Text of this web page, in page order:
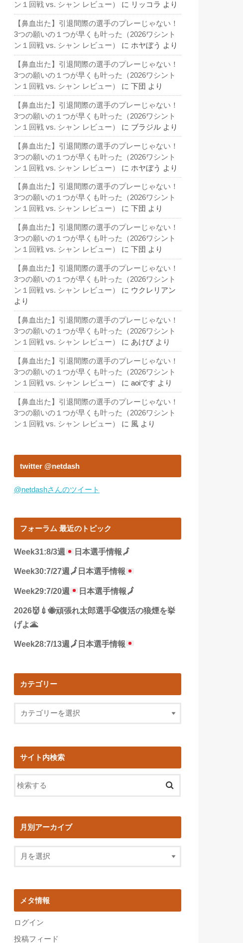
ン１回戦 vs. シャン レビュー）
に リッコラ より
【鼻血出た】引退間際の選手のプレーじゃない！
3つの願いの１つが早くも叶った（2026ワシント
ン１回戦 vs. シャン レビュー）
に ホヤぼう より
【鼻血出た】引退間際の選手のプレーじゃない！
3つの願いの１つが早くも叶った（2026ワシント
ン１回戦 vs. シャン レビュー）
に 下団 より
【鼻血出た】引退間際の選手のプレーじゃない！
3つの願いの１つが早くも叶った（2026ワシント
ン１回戦 vs. シャン レビュー）
に ブラジル より
【鼻血出た】引退間際の選手のプレーじゃない！
3つの願いの１つが早くも叶った（2026ワシント
ン１回戦 vs. シャン レビュー）
に ホヤぼう より
【鼻血出た】引退間際の選手のプレーじゃない！
3つの願いの１つが早くも叶った（2026ワシント
ン１回戦 vs. シャン レビュー）
に 下団 より
【鼻血出た】引退間際の選手のプレーじゃない！
3つの願いの１つが早くも叶った（2026ワシント
ン１回戦 vs. シャン レビュー）
に 下団 より
【鼻血出た】引退間際の選手のプレーじゃない！
3つの願いの１つが早くも叶った（2026ワシント
ン１回戦 vs. シャン レビュー）
に ウクレリアン
より
【鼻血出た】引退間際の選手のプレーじゃない！
3つの願いの１つが早くも叶った（2026ワシント
ン１回戦 vs. シャン レビュー）
に あけび より
【鼻血出た】引退間際の選手のプレーじゃない！
3つの願いの１つが早くも叶った（2026ワシント
ン１回戦 vs. シャン レビュー）
に aoiです より
【鼻血出た】引退間際の選手のプレーじゃない！
3つの願いの１つが早くも叶った（2026ワシント
ン１回戦 vs. シャン レビュー）
に 風 より
twitter @netdash
@netdashさんのツイート
フォーラム 最近のトピック
Week31:8/3週 日本選手情報🗾
Week30:7/27週🗾 日本選手情報
Week29:7/20週 日本選手情報🗾
2026👹💉🐝頑張れ太郎選手😤復活の狼煙を挙
げよ🌋
Week28:7/13週 🗾 日本選手情報
カテゴリー
サイト内検索
月別アーカイブ
メタ情報
ログイン
投稿フィード